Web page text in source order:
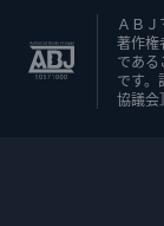
ＡＢ
著作権
である
です。
協議会